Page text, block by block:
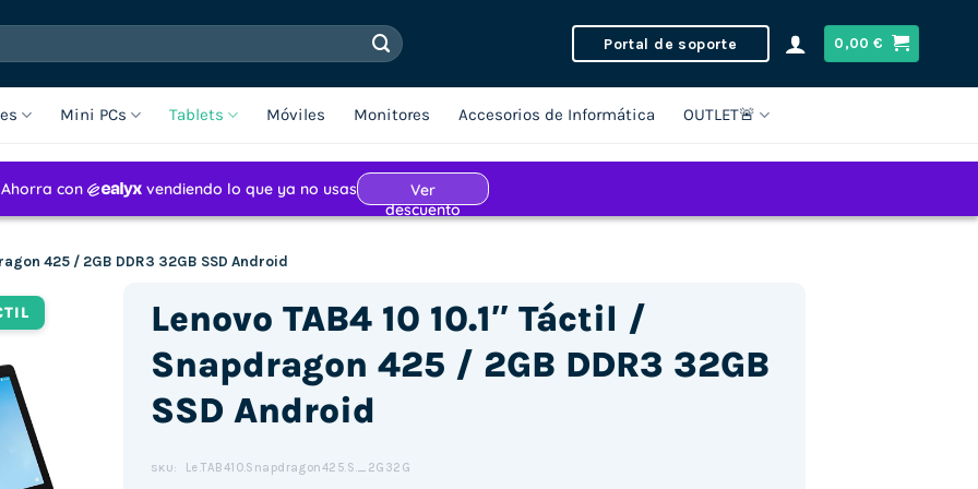
Portal de soporte 0,00€
Mini PCs Tablets Móviles Monitores Accesorios de Informática OUTLET🚨
425 / 2GB DDR3 32GB SSD Android
Lenovo TAB4 10 10.1″ Táctil /
Snapdragon 425 / 2GB DDR3 32GB
SSD Android
SKU: Le.TAB410.Snapdragon425.S._2G32G